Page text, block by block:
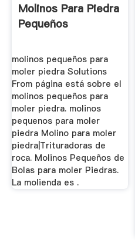
Molinos Para Piedra
Pequeños
molinos pequeños para
moler piedra Solutions
From página está sobre el
molinos pequeños para
moler piedra. molinos
pequenos para moler
piedra Molino para moler
piedra|Trituradoras de
roca. Molinos Pequeños de
Bolas para moler Piedras.
La molienda es .